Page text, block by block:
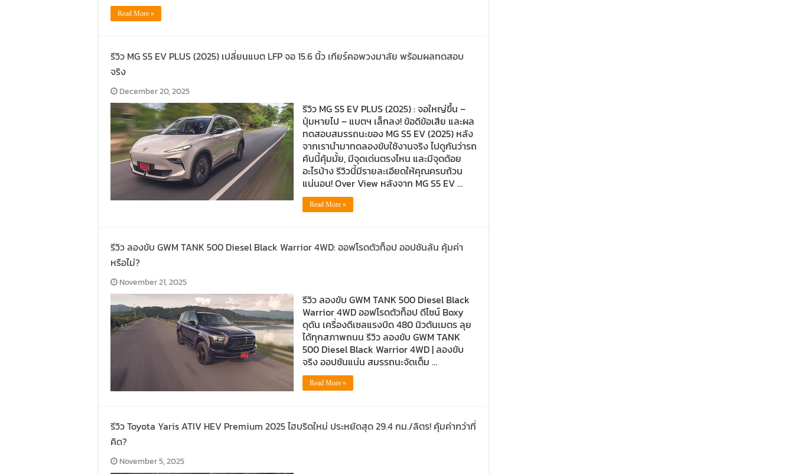
Read More »
รีวิว MG S5 EV PLUS (2025) เปลี่ยนแบต LFP จอ 15.6 นิ้ว เกียร์คอพวงมาลัย พร้อมผลทดสอบ
จริง
December 20, 2025
รีวิว MG S5 EV PLUS (2025) : จอใหญ่ขึ้น –
ปุ่มหายไป – แบตฯ เล็กลง! ข้อดีข้อเสีย และผล
ทดสอบสมรรถนะของ MG S5 EV (2025) หลัง
จากเรานำมาทดลองขับใช้งานจริง ไปดูกันว่ารถ
คันนี้คุ้มมั้ย, มีจุดเด่นตรงไหน และมีจุดด้อย
อะไรบ้าง รีวิวนี้มีรายละเอียดให้คุณครบถ้วน
แน่นอน! Over View หลังจาก MG S5 EV …
Read More »
รีวิว ลองขับ GWM TANK 500 Diesel Black Warrior 4WD: ออฟโรดตัวท็อป ออปชันล้น คุ้มค่า
หรือไม่?
November 21, 2025
รีวิว ลองขับ GWM TANK 500 Diesel Black
Warrior 4WD ออฟโรดตัวท็อป ดีไซน์ Boxy
ดุดัน เครื่องดีเซลแรงบิด 480 นิวตันเมตร ลุย
ได้ทุกสภาพถนน รีวิว ลองขับ GWM TANK
500 Diesel Black Warrior 4WD | ลองขับ
จริง ออปชันแน่น สมรรถนะจัดเต็ม …
Read More »
รีวิว Toyota Yaris ATIV HEV Premium 2025 ไฮบริดใหม่ ประหยัดสุด 29.4 กม./ลิตร! คุ้มค่ากว่าที่
คิด?
November 5, 2025